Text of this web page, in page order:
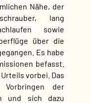
Nähe, der
lang
sowie
über die
Es habe
befasst.
vorbei. Das
Vorbringen der
und sich dazu